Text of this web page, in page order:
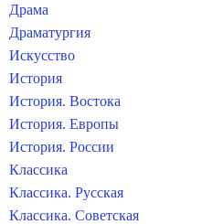
Драма
Драматургия
Искусство
История
История. Востока
История. Европы
История. России
Классика
Классика. Русская
Классика. Советская